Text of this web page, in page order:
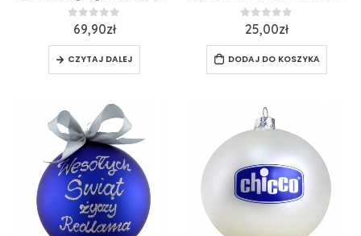
z 5
69,90zł
CZYTAJ DALEJ
0z 5
25,00zł
DODAJ DO KOSZYKA